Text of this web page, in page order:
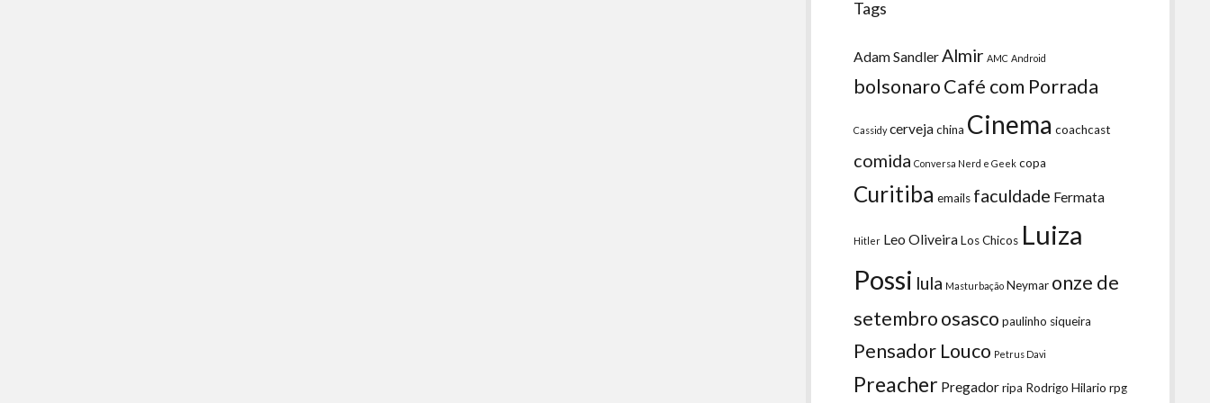
Tags
Adam Sandler Almir AMC Android
bolsonaroCafé com Porrada
Cassidy cervejachina Cinema coachcast
comida Conversa Nerd e Geek copa
Curitiba emails faculdade Fermata
Hitler Leo OliveiraLos Chicos Luiza
Possi lula Masturbação Neymar onze de
setembroosasco paulinho siqueira
Pensador Louco Petrus Davi
Preacher Pregadorripa Rodrigo Hilario rpg